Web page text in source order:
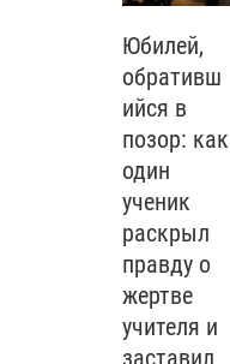
Юбилей,
обративш
ийся в
позор: как
один
ученик
раскрыл
правду о
жертве
учителя и
заставил